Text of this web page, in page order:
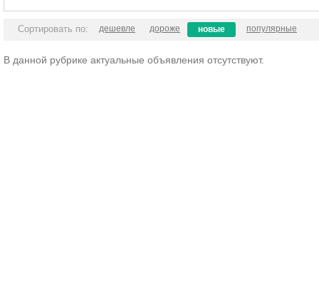
Сортировать по: дешевле дороже новые популярные
В данной рубрике актуальные объявления отсутствуют.